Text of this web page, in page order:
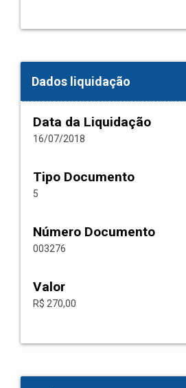
Dados liquidação
Data da Liquidação
16/07/2018
Tipo Documento
5
Número Documento
003276
Valor
R$ 270,00